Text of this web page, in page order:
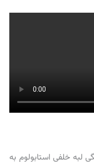
لبه خلفی استابولوم به